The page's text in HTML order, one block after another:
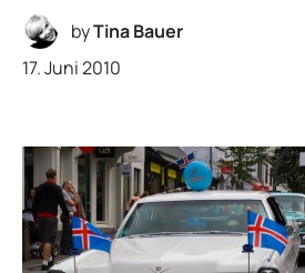
byTina Bauer
17. Juni 2010